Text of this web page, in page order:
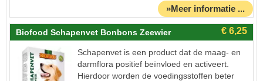
»Meer informatie ...
Biofood Schapenvet Bonbons Zeewier
Schapenvet is een product dat de maag- en
darmflora positief beïnvloed en activeert.
Hierdoor worden de voedingsstoffen beter